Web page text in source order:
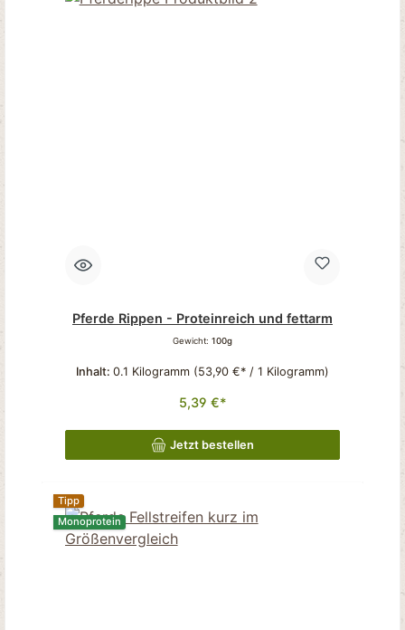
Pferde Rippen - Proteinreich und fettarm
Gewicht: 100g
Inhalt: 0.1 Kilogramm (53,90 €* / 1 Kilogramm)
5,39 €*
Jetzt bestellen
Tipp
Monoprotein